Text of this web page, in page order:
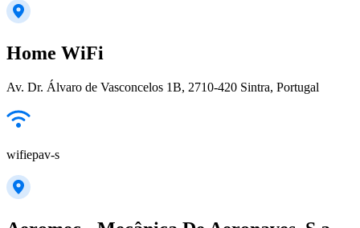
Home WiFi
Av. Dr. Álvaro de Vasconcelos 1B, 2710-420 Sintra, Portugal
wifiepav-s